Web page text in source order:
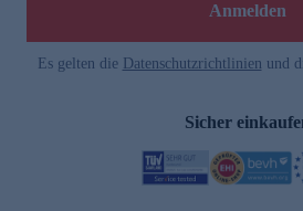
Anmelden
Es gelten die Datenschutzrichtlinien und
Sicher